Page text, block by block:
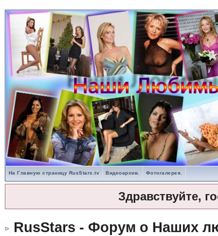
На Главную страницу RusStars.tv Видеоархив. Фотогалерея.
Здравствуйте,
RusStars - Форум о Наших